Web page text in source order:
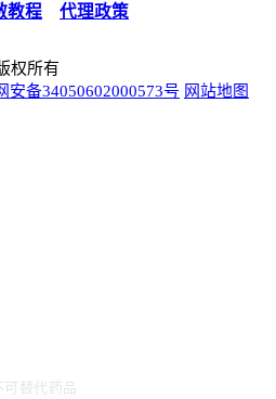
教程 代理政策
版权所有
安备34050602000573号 网站地图
替代药品